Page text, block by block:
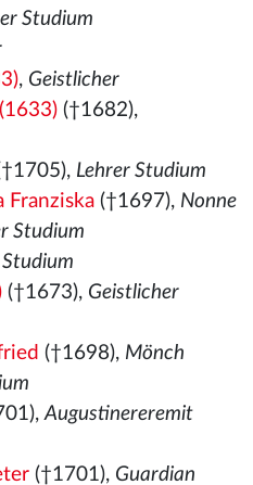
Studium
, Geistlicher
(†1682),
Lehrer Studium
Franziska(†1697), Nonne
Studium
Studium
(†1673), Geistlicher
(†1698), Mönch
Augustinereremit
(†1701), Guardian